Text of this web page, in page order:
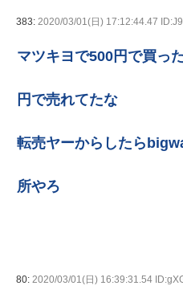
383: 2020/03/01(日) 17:12:44.47
マツキヨで500円で買っ
円で売れてたな
転売ヤーからしたら
所やろ
80: 2020/03/01(日) 16:39:31.54